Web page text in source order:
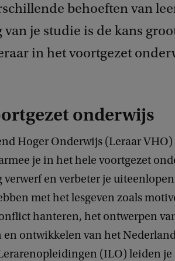
behoeften van
je studie is de kans
in het voortgezet
onderwijs
Hoger Onderwijs (Leraar
je in het hele voortgezet
en verbeter je
met het lesgeven zoals
hanteren, het ontwerpen
ontwikkelen van het
(ILO) leiden je